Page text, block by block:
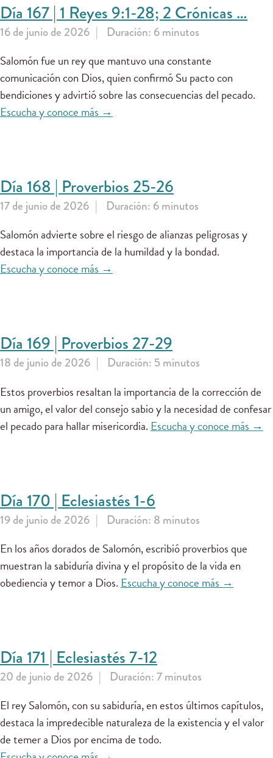
Día 167 | 1 Reyes 9:1-28; 2 Crónicas …
16 de junio de 2026 Duración: 6 minutos
Salomón fue un rey que mantuvo una constante
comunicación con Dios, quien confirmó Su pacto con
bendiciones y advirtió sobre las consecuencias del pecado.
Escucha y conoce más →
Día 168 | Proverbios 25-26
17 de junio de 2026 Duración: 6 minutos
Salomón advierte sobre el riesgo de alianzas peligrosas y
destaca la importancia de la humildad y la bondad.
Escucha y conoce más →
Día 169 | Proverbios 27-29
18 de junio de 2026 Duración: 5 minutos
Estos proverbios resaltan la importancia de la corrección de
un amigo, el valor del consejo sabio y la necesidad de confesar
el pecado para hallar misericordia. Escucha y conoce más →
Día 170 | Eclesiastés 1-6
19 de junio de 2026 Duración: 8 minutos
En los años dorados de Salomón, escribió proverbios que
muestran la sabiduría divina y el propósito de la vida en
obediencia y temor a Dios.Escucha y conoce más →
Día 171 | Eclesiastés 7-12
20 de junio de 2026 Duración: 7 minutos
El rey Salomón, con su sabiduría, en estos últimos capítulos,
destaca la impredecible naturaleza de la existencia y el valor
de temer a Dios por encima de todo.